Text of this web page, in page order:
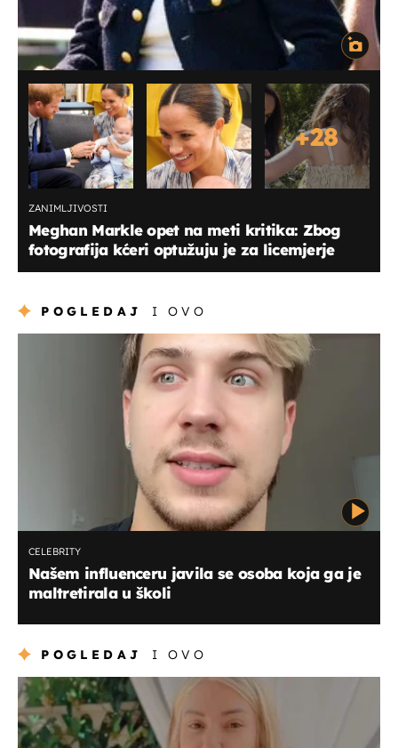
+28
ZANIMLJIVOSTI
Meghan Markle opet na meti kritika: Zbog
fotografija kćeri optužuju je za licemjerje
POGLEDAJ I OVO
CELEBRITY
Našem influenceru javila se osoba koja ga je
maltretirala u školi
POGLEDAJ I OVO